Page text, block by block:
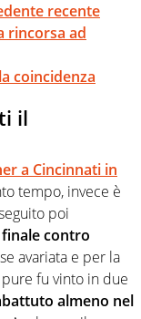
recente
rincorsa ad
coincidenza
il
a Cincinnati in
tempo, invece è
poi
contro
avariata e per la
fu vinto in due
almeno nel